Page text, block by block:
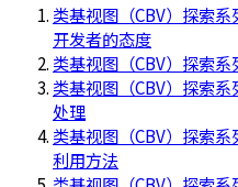
类基视图（CBV）探索系
开发者的态度
类基视图（CBV）探索
类基视图（CBV）探索
处理
类基视图（CBV）探索
利用方法